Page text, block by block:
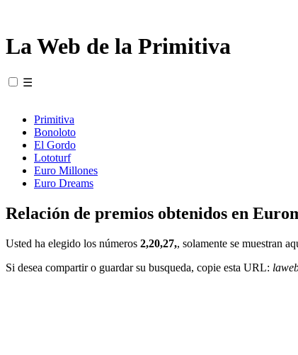
La Web de la Primitiva
☰
Primitiva
Bonoloto
El Gordo
Lototurf
Euro Millones
Euro Dreams
Relación de premios obtenidos en
Usted ha elegido los números 2,20,27,, solamente se muestran
Si desea compartir o guardar su busqueda, copie esta URL: